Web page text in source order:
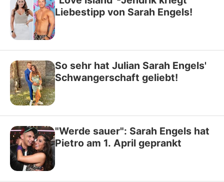
Liebestipp von Sarah Engels!
So sehr hat Julian Sarah Engels'
Schwangerschaft geliebt!
"Werde sauer": Sarah Engels hat
Pietro am 1. April geprankt